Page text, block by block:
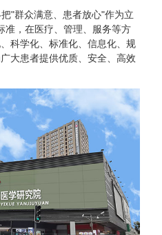
"群众满意、患者放心"作为立
准，在医疗、管理、服务等方
科学化、标准化、信息化、规
大患者提供优质、安全、高效
16
悄悄提问